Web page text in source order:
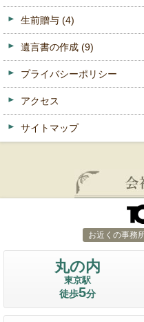
生前贈与 (4)
遺言書の作成 (9)
プライバシーポリシー
アクセス
サイトマップ
お近くの事務
丸の内
東京駅
徒歩5分